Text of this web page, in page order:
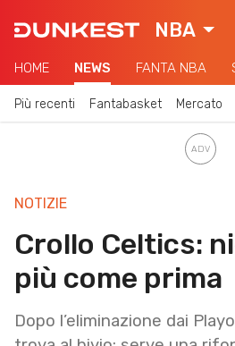
NBA
HOME NEWS FANTA NBA
Più recenti Fantabasket Mercato
NOTIZIE
Crollo Celtics:
più come prima
Dopo l’eliminazione dai